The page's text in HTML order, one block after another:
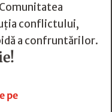
conflictului,
a confruntărilor.
pe